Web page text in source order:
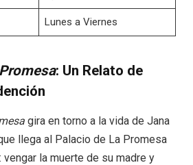
Lunes a Viernes
: Un Relato de
gira en torno a la vida de Jana
llega al Palacio de La Promesa
vengar la muerte de su madre y